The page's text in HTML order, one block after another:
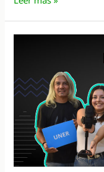
se
realizará
en
Concordia